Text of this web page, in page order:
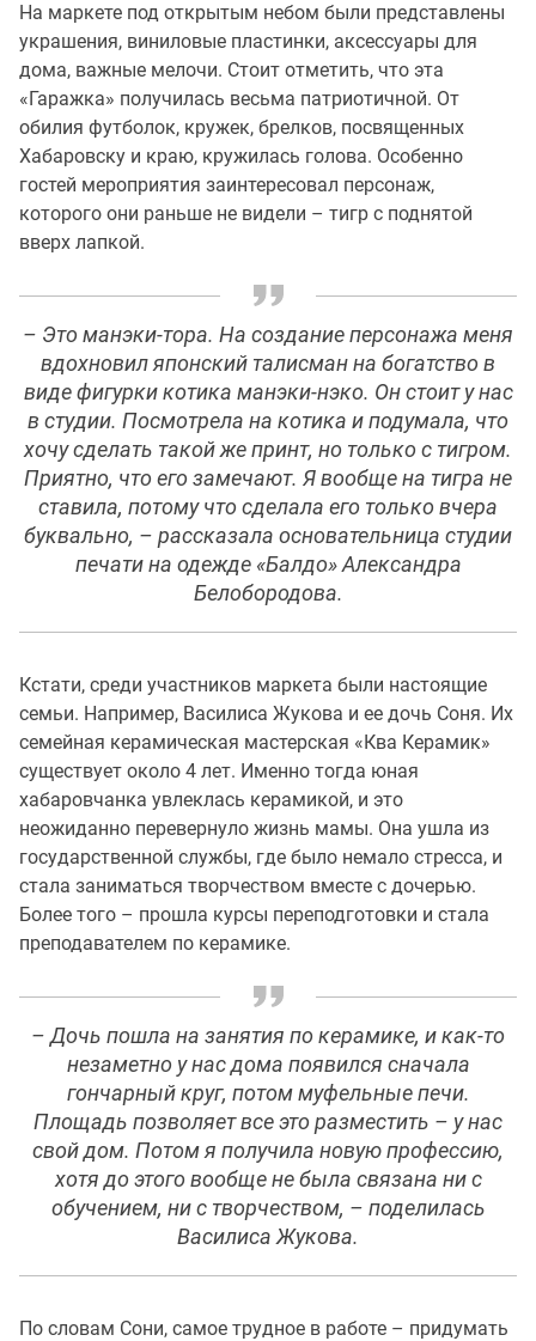
На маркете под открытым небом были представлены
украшения, виниловые пластинки, аксессуары для
дома, важные мелочи. Стоит отметить, что эта
«Гаражка» получилась весьма патриотичной. От
обилия футболок, кружек, брелков, посвященных
Хабаровску и краю, кружилась голова. Особенно
гостей мероприятия заинтересовал персонаж,
которого они раньше не видели – тигр с поднятой
вверх лапкой.
– Это манэки-тора. На создание персонажа меня
вдохновил японский талисман на богатство в
виде фигурки котика манэки-нэко. Он стоит у нас
в студии. Посмотрела на котика и подумала, что
хочу сделать такой же принт, но только с тигром.
Приятно, что его замечают. Я вообще на тигра не
ставила, потому что сделала его только вчера
буквально, – рассказала основательница студии
печати на одежде «Балдо» Александра
Белобородова.
Кстати, среди участников маркета были настоящие
семьи. Например, Василиса Жукова и ее дочь Соня. Их
семейная керамическая мастерская «Ква Керамик»
существует около 4 лет. Именно тогда юная
хабаровчанка увлеклась керамикой, и это
неожиданно перевернуло жизнь мамы. Она ушла из
государственной службы, где было немало стресса, и
стала заниматься творчеством вместе с дочерью.
Более того – прошла курсы переподготовки и стала
преподавателем по керамике.
– Дочь пошла на занятия по керамике, и как-то
незаметно у нас дома появился сначала
гончарный круг, потом муфельные печи.
Площадь позволяет все это разместить – у нас
свой дом. Потом я получила новую профессию,
хотя до этого вообще не была связана ни с
обучением, ни с творчеством, – поделилась
Василиса Жукова.
По словам Сони, самое трудное в работе – придумать